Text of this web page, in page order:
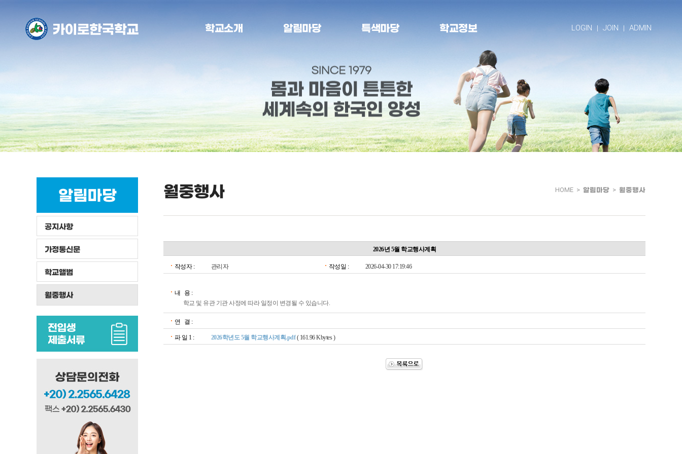
LOGIN JOIN ADMIN
학교소개 알림마당 특색마당 학교정보
알림마당
공지사항
가정통신문
학교앨범
월중행사
월중행사 HOME > 알림마당 > 월중행사
2026년 5월 학교행사계획
작성자 : 관리자 작성일 : 2026-04-30 17:19:46
내 용 :
학교 및 유관 기관 사정에 따라 일정이 변경될 수 있습니다.
연 결 :
파 일 1 : 2026학년도 5월 학교행사계획.pdf( 161.96 Kbytes )